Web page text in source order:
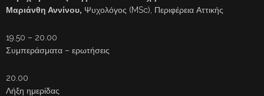
Μαριάνθη Αννίνου, Ψυχολόγος (MSc), Περιφέρεια Αττικής
19.50 – 20.00
Συμπεράσματα – ερωτήσεις
20.00
Λήξη ημερίδας